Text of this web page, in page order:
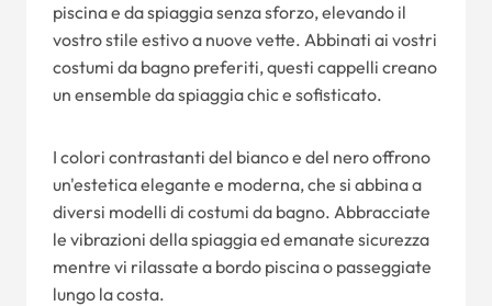
piscina e da spiaggia senza sforzo, elevando il
vostro stile estivo a nuove vette. Abbinati ai vostri
costumi da bagno preferiti, questi cappelli creano
un ensemble da spiaggia chic e sofisticato.
I colori contrastanti del bianco e del nero offrono
un'estetica elegante e moderna, che si abbina a
diversi modelli di costumi da bagno. Abbracciate
le vibrazioni della spiaggia ed emanate sicurezza
mentre vi rilassate a bordo piscina o passeggiate
lungo la costa.